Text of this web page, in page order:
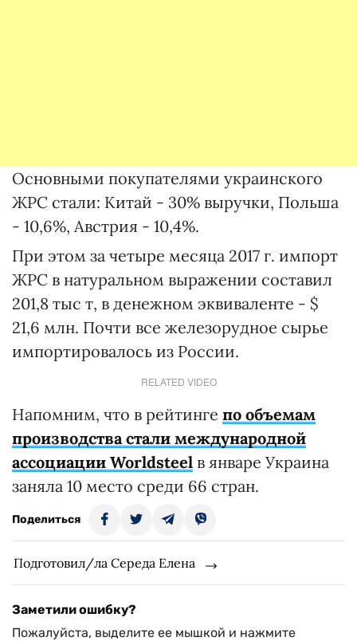
Основными покупателями украинского
ЖРС стали: Китай - 30% выручки, Польша
- 10,6%, Австрия - 10,4%.
При этом за четыре месяца 2017 г. импорт
ЖРС в натуральном выражении составил
201,8 тыс т, в денежном эквиваленте - $
21,6 млн. Почти все железорудное сырье
импортировалось из России.
RELATED VIDEO
Напомним, что в рейтинге по объемам
производства стали международной
ассоциации Worldsteel в январе Украина
заняла 10 место среди 66 стран.
Поделиться
Подготовил/ла Середа Елена
Заметили ошибку?
Пожалуйста, выделите ее мышкой и нажмите